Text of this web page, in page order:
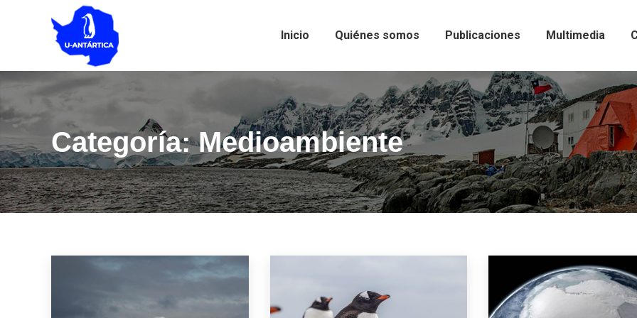
Inicio Quiénes somos Publicaciones Multimedia
Categoría: Medioambiente
Estás aquí: